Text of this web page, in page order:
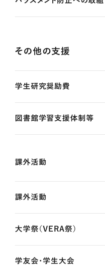
その他の支援
学生研究奨励費
図書館学習支援体制等
課外活動
課外活動
大学祭（VERA祭）
学友会・学生大会